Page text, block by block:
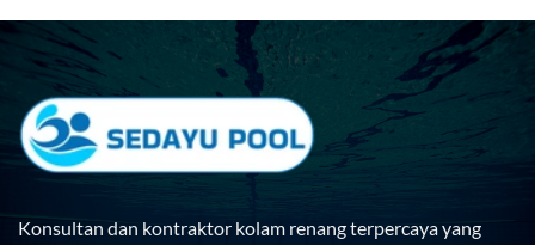
Konsultan dan kontraktor kolam renang terpercaya yang